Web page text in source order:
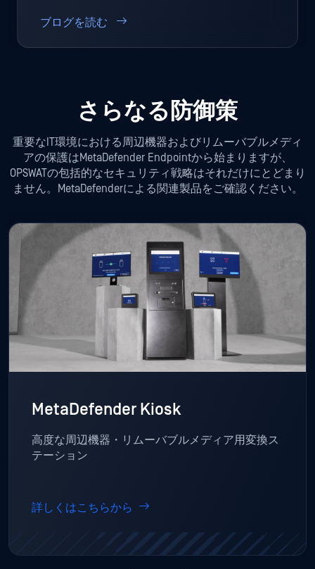
ブログを読む
さらなる防御策
重要なIT環境における周辺機器およびリムーバブルメディ
アの保護はMetaDefender Endpointから始まりますが、
OPSWATの包括的なセキュリティ戦略はそれだけにとどまり
ません。MetaDefenderによる関連製品をご確認ください。
MetaDefender Kiosk
高度な周辺機器・リムーバブルメディア用変換ス
テーション
詳しくはこちらから